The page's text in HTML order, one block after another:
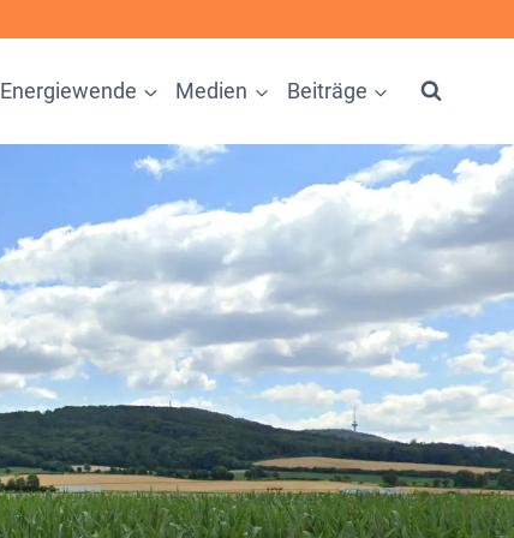
Energiewende Medien Beiträge